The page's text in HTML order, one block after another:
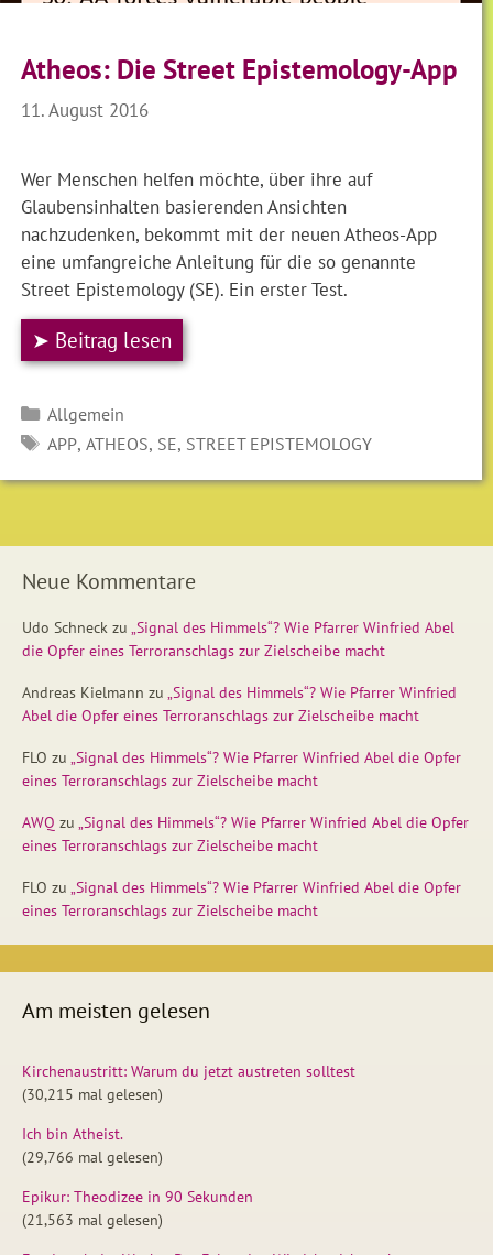
Atheos: Die Street Epistemology-App
11. August 2016
Wer Menschen helfen möchte, über ihre auf
Glaubensinhalten basierenden Ansichten
nachzudenken, bekommt mit der neuen Atheos-App
eine umfangreiche Anleitung für die so genannte
Street Epistemology (SE). Ein erster Test.
➤ Beitrag lesen
Kategorien
Allgemein
SCHLAGWÖRTER
APP, ATHEOS, SE, STREET EPISTEMOLOGY
Neue Kommentare
Udo Schneck zu „Signal des Himmels“? Wie Pfarrer Winfried Abel
die Opfer eines Terroranschlags zur Zielscheibe macht
Andreas Kielmann zu „Signal des Himmels“? Wie Pfarrer Winfried
Abel die Opfer eines Terroranschlags zur Zielscheibe macht
FLO zu „Signal des Himmels“? Wie Pfarrer Winfried Abel die Opfer
eines Terroranschlags zur Zielscheibe macht
AWQ zu „Signal des Himmels“? Wie Pfarrer Winfried Abel die Opfer
eines Terroranschlags zur Zielscheibe macht
FLO zu „Signal des Himmels“? Wie Pfarrer Winfried Abel die Opfer
eines Terroranschlags zur Zielscheibe macht
Am meisten gelesen
Kirchenaustritt: Warum du jetzt austreten solltest
(30,215 mal gelesen)
Ich bin Atheist.
(29,766 mal gelesen)
Epikur: Theodizee in 90 Sekunden
(21,563 mal gelesen)